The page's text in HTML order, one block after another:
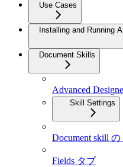
Use Cases
Installing and Running
Document Skills
Advanced
Skill Settings
Document skill の
Fields タブ